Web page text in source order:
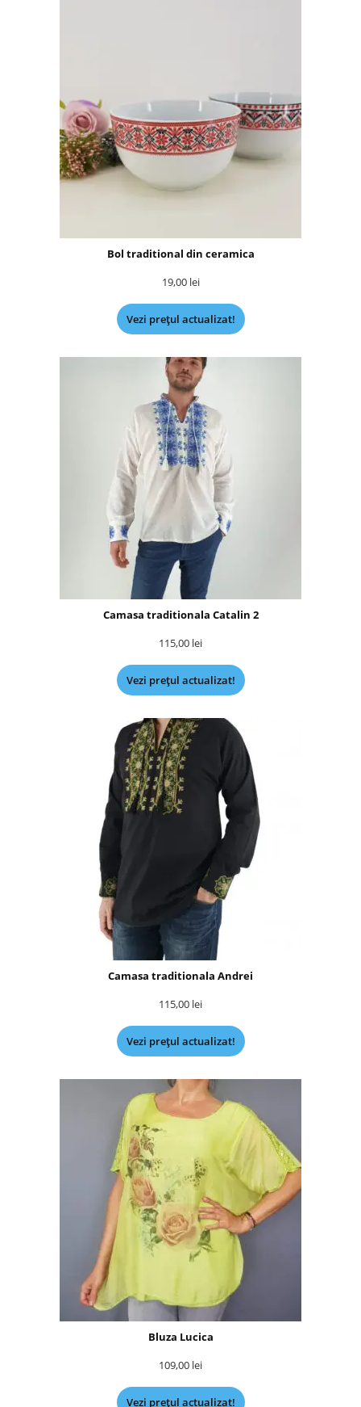
Bol traditional din ceramica
19,00 lei
Vezi prețul actualizat!
Camasa traditionala Catalin 2
115,00 lei
Vezi prețul actualizat!
Camasa traditionala Andrei
115,00 lei
Vezi prețul actualizat!
Bluza Lucica
109,00 lei
Vezi prețul actualizat!